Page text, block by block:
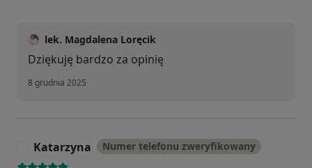
lek. Magdalena Loręcik
Dziękuję bardzo za opinię
8 grudnia 2025
Katarzyna Numer telefonu zweryfikowany